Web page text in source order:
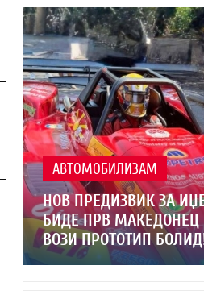
АВТОМОБИЛИЗАМ
НОВ ПРЕДИЗВИК ЗА
БИДЕ ПРВ МАКЕДОНЕЦ
ВОЗИ ПРОТОТИП